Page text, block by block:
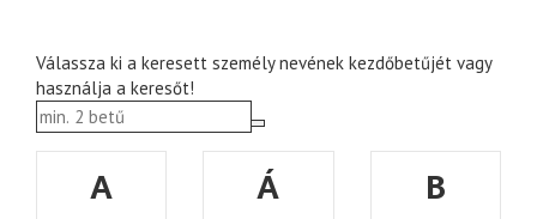
Válassza ki a keresett személy nevének kezdőbetűjét vagy
használja a keresőt!
A Á
B